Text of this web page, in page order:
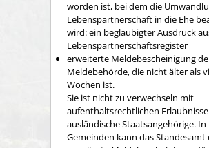
worden ist, bei dem die
Lebenspartnerschaft in die Ehe
wird: ein beglaubigter Ausdruck
Lebenspartnerschaftsregister
erweiterte Meldebescheinigung
Meldebehörde, die nicht älter als
Wochen ist.
Sie ist nicht zu verwechseln mit
aufenthaltsrechtlichen
ausländische Staatsangehörige.
Gemeinden kann das Standesamt